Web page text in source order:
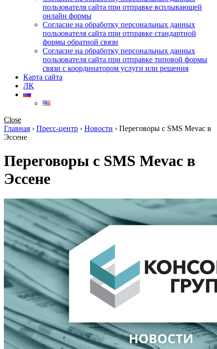
пользователя сайта при отправке всплывающей
онлайн формы
Согласие на обработку персональных данных
пользователя сайта при отправке стандартной
формы обратной связи
Согласие на обработку персональных данных
пользователя сайта при отправке типовой формы
связи с координатором услуги или решения
Карта сайта
ЛК
Close
Главная › Пресс-центр › Новости › Переговоры с SMS Mevac в
Эссене
Переговоры с SMS Mevac в
Эссене